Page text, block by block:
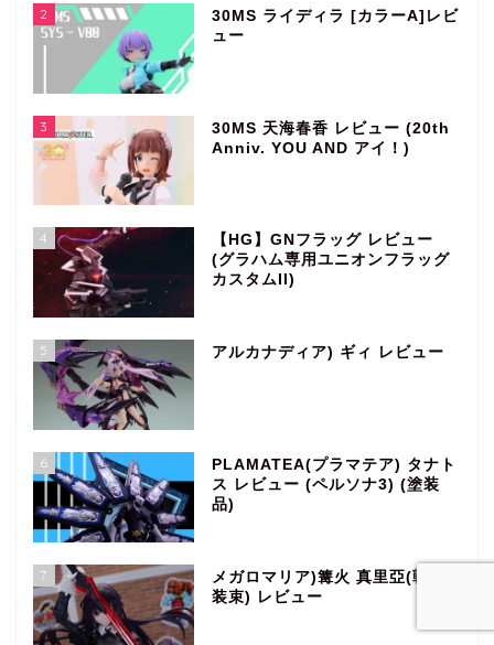
2
30MS ライディラ [カラーA]レビ
ュー
3
30MS 天海春香 レビュー (20th
Anniv. YOU AND アイ！)
4
【HG】GNフラッグ レビュー
(グラハム専用ユニオンフラッグ
カスタムII)
5 アルカナディア) ギィ レビュー
6
PLAMATEA(プラマテア) タナト
ス レビュー (ペルソナ3) (塗装
品)
7
メガロマリア)篝火 真里亞(戦闘
装束) レビュー